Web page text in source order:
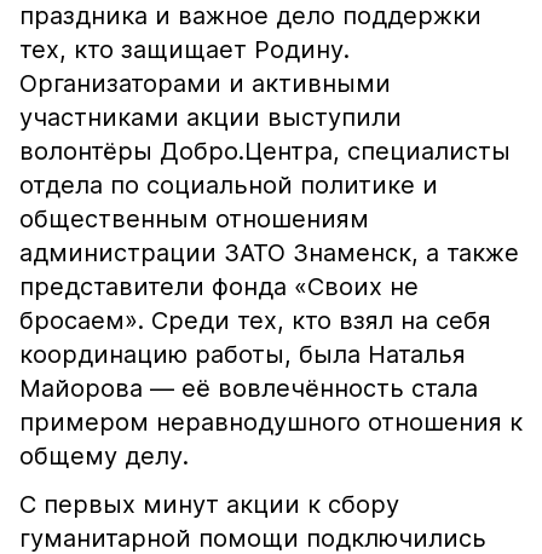
праздника и важное дело поддержки
тех, кто защищает Родину.
Организаторами и активными
участниками акции выступили
волонтёры Добро.Центра, специалисты
отдела по социальной политике и
общественным отношениям
администрации ЗАТО Знаменск, а также
представители фонда «Своих не
бросаем». Среди тех, кто взял на себя
координацию работы, была Наталья
Майорова — её вовлечённость стала
примером неравнодушного отношения к
общему делу.
С первых минут акции к сбору
гуманитарной помощи подключились